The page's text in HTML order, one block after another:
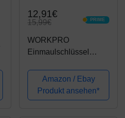
12,91€
15,99€ PRIME
PRIME
WORKPRO
Einmaulschlüssel
verstellbarer
Schraubenschlüssel 2
IN 1 aus Chrom-
Amazon / Ebay
Produkt ansehen*